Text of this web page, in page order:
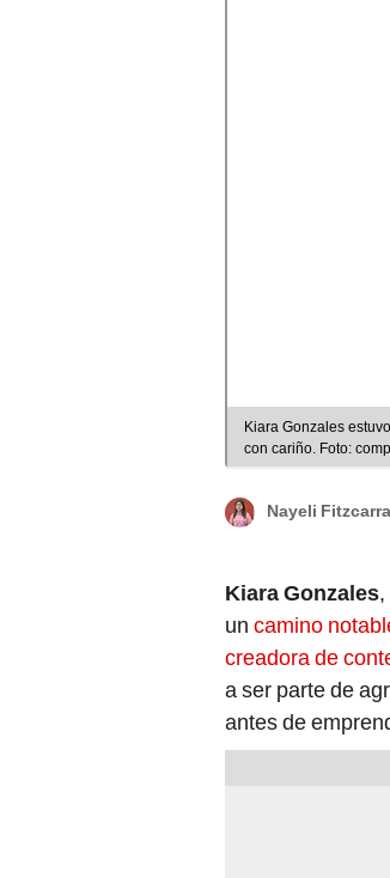
Kiara Gonzales
con cariño. Foto:
Nayeli
Kiara Gonzales
un camino
creadora de
a ser parte de
antes de